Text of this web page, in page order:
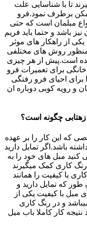
تا با شناسایی علت
برطرف نمود.فرو
مبلمان است که حتی
باشد و حتما باید فریم
از راهکار های موثر
منظور روش های مختلفی
است.پیش از هر چیزی
برای تعمیرات فرو
احیای فرو رفتگی
و رویه کوبی دوباره ان
چگونه است؟
این کار را بر عهده
باشد.اگر تمایل دارید
کنید مبل های خود را به
رنگ کاری کمک میگیرند
با کیفیت را همانند
طور که تمایل دارید و
مبل با کیفیت یکی از
و در رنگ کاری
کار کاملا باب میل